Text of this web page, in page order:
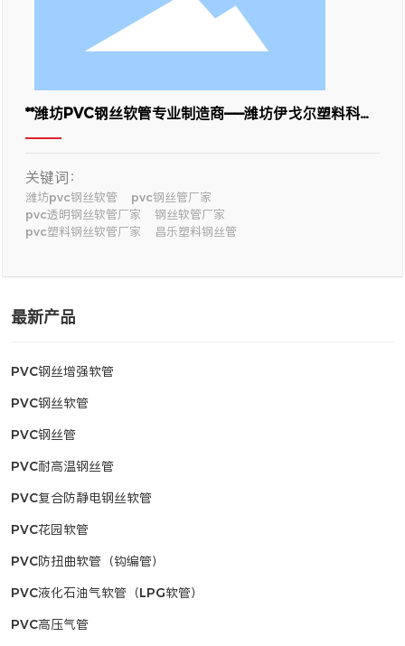
**潍坊PVC钢丝软管专业制造商——潍坊伊戈尔塑料科技
有限公司**
关键词：
潍坊pvc钢丝软管
pvc钢丝管厂家
pvc透明钢丝软管厂家
钢丝软管厂家
pvc塑料钢丝软管厂家
昌乐塑料钢丝管
最新产品
PVC钢丝增强软管
PVC钢丝软管
PVC钢丝管
PVC耐高温钢丝管
PVC复合防静电钢丝软管
PVC花园软管
PVC防扭曲软管（钩编管）
PVC液化石油气软管（LPG软管）
PVC高压气管